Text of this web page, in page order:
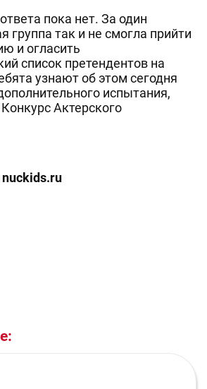
пока нет. За один
группа так и не смогла прийти
и огласить
список претендентов на
узнают об этом сегодня
испытания,
Актерского
nuckids.ru